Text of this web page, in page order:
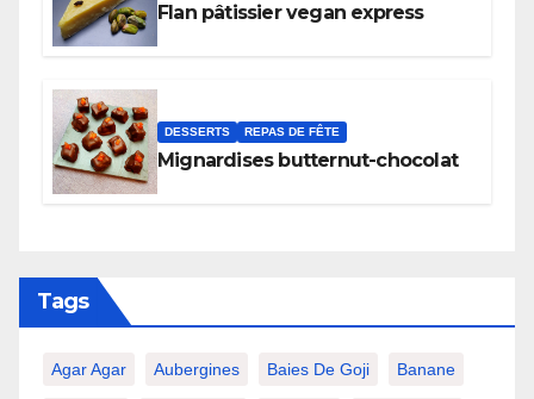
Flan pâtissier vegan express
DESSERTS REPAS DE FÊTE
Mignardises butternut-chocolat
Tags
Agar Agar Aubergines Baies De Goji Banane